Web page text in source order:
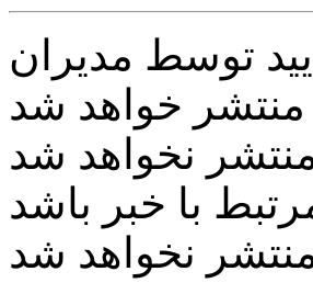
توسط مدیران
با خبر باشد
نخواهد شد